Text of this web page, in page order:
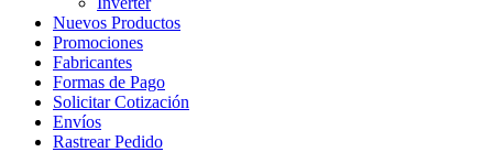
Nuevos Productos
Promociones
Fabricantes
Formas de Pago
Solicitar Cotización
Envíos
Rastrear Pedido